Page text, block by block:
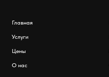
Главная
Услуги
Цены
О нас